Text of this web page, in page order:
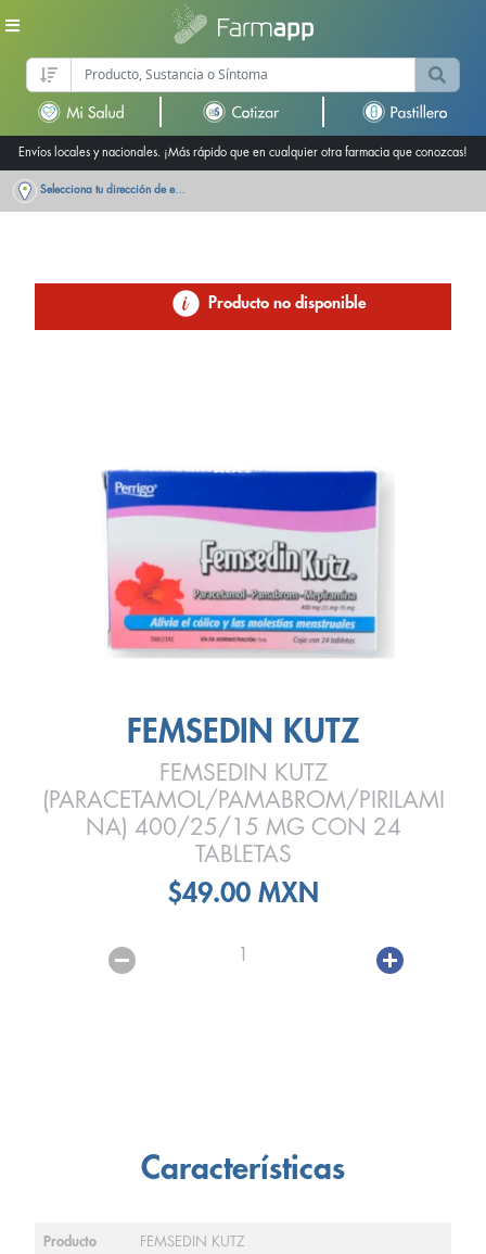
Envíos locales y nacionales. ¡Más rápido que en cualquier otra farmacia que conozcas!
Selecciona tu dirección de entrega
Producto no disponible
FEMSEDIN KUTZ
FEMSEDIN KUTZ
(PARACETAMOL/PAMABROM/PIRILAMI
NA) 400/25/15 MG CON 24
TABLETAS
$49.00 MXN
1
Características
Producto FEMSEDIN KUTZ